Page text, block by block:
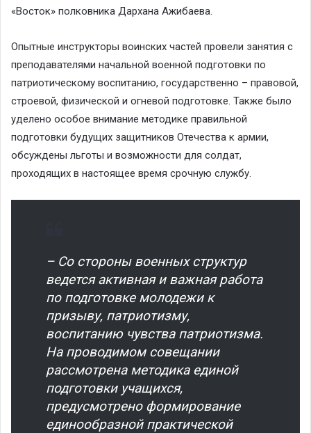
«Восток» полковника Дархана Ажибаева.
Опытные инструкторы воинских частей провели занятия с
преподавателями начальной военной подготовки по
патриотическому воспитанию, государственно – правовой,
строевой, физической и огневой подготовке. Также было
уделено особое внимание методике правильной
подготовки будущих защитников Отечества к армии,
обсуждены льготы и возможности для солдат,
проходящих в настоящее время срочную службу.
– Со стороны военных структур
ведется активная и важная работа
по подготовке молодежи к
призыву, патриотизму,
воспитанию чувства патриотизма.
На проводимом совещании
рассмотрена методика единой
подготовки учащихся,
предусмотрено формирование
единообразной практической